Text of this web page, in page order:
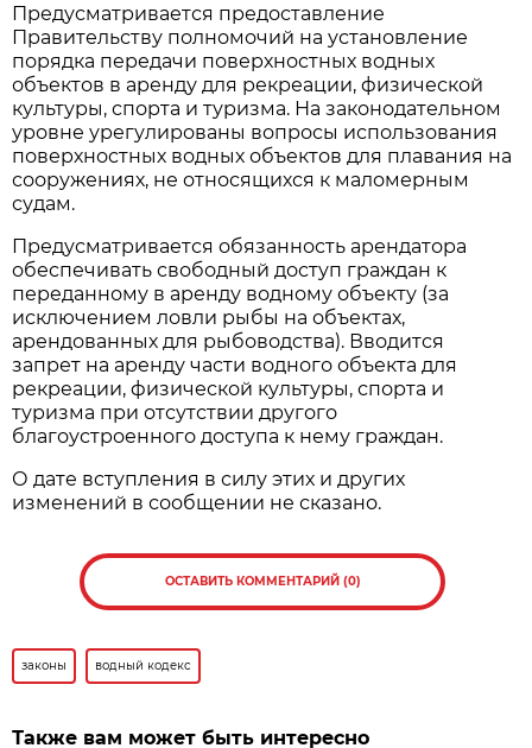
Предусматривается предоставление
Правительству полномочий на установление
порядка передачи поверхностных водных
объектов в аренду для рекреации, физической
культуры, спорта и туризма. На законодательном
уровне урегулированы вопросы использования
поверхностных водных объектов для плавания на
сооружениях, не относящихся к маломерным
судам.
Предусматривается обязанность арендатора
обеспечивать свободный доступ граждан к
переданному в аренду водному объекту (за
исключением ловли рыбы на объектах,
арендованных для рыбоводства). Вводится
запрет на аренду части водного объекта для
рекреации, физической культуры, спорта и
туризма при отсутствии другого
благоустроенного доступа к нему граждан.
О дате вступления в силу этих и других
изменений в сообщении не сказано.
ОСТАВИТЬ КОММЕНТАРИЙ (0)
законы водный кодекс
Также вам может быть интересно